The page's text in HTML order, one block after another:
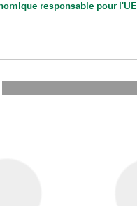
responsable pour l'UE